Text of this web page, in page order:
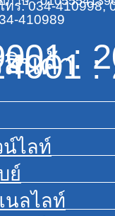
ทร. 034-410998,
410989
: :
สินค้า
ไลท์
ย์
นลไลท์